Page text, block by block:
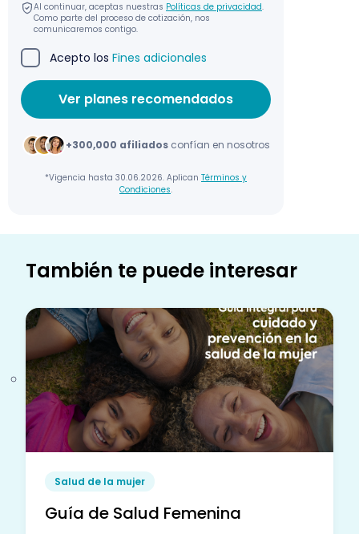
Al continuar, aceptas nuestras Políticas de privacidad.
Como parte del proceso de cotización, nos
comunicaremos contigo.
Acepto los Fines adicionales
+300,000 afiliadosconfían en nosotros
*Vigencia hasta 30.06.2026. Aplican Términos y
Condiciones.
También te puede interesar
Salud de la mujer
Guía de Salud Femenina